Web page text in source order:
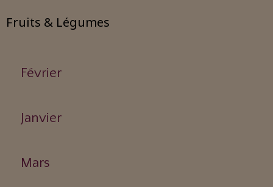
Fruits & Légumes
Février
Janvier
Mars